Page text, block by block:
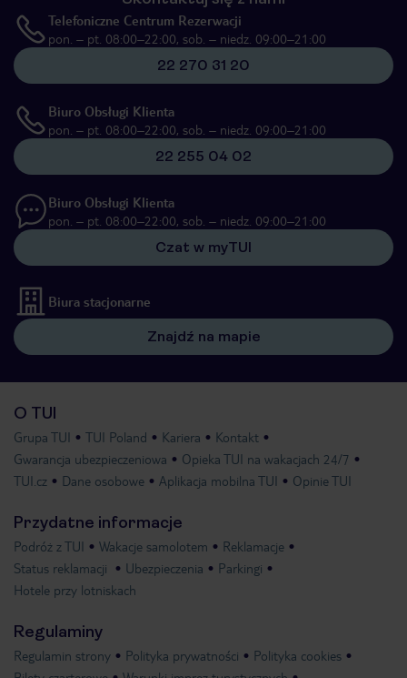
Telefoniczne Centrum Rezerwacji
pon. – pt. 08:00–22:00, sob. – niedz. 09:00–21:00
22 270 31 20
Biuro Obsługi Klienta
pon. – pt. 08:00–22:00, sob. – niedz. 09:00–21:00
22 255 04 02
Biuro Obsługi Klienta
pon. – pt. 08:00–22:00, sob. – niedz. 09:00–21:00
Czat w myTUI
Biura stacjonarne
Znajdź na mapie
O TUI
Grupa TUI TUI Poland Kariera
Kontakt
Gwarancja ubezpieczeniowa
Opieka TUI na wakacjach 24/7
TUI.cz
Dane osobowe Aplikacja mobilna TUI Opinie TUI
Przydatne informacje
Podróż z TUI Wakacje samolotem
Reklamacje
Status reklamacji
Ubezpieczenia
Parkingi
Hotele przy lotniskach
Regulaminy
Regulamin strony Polityka prywatności
Polityka cookies